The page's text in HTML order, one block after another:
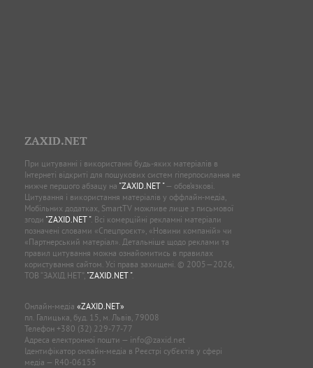
ZAXID.NET
При цитуванні і використанні будь-яких матеріалів в
Інтернеті відкриті для пошукових систем гіперпосилання не
нижче першого абзацу на "ZAXID.NET "— обов’язкові.
Цитування і використання матеріалів у оффлайн-медіа,
Мобільних додатках, SmartTV можливе лише з письмової
згоди "ZAXID.NET ". Всі комерційні рекламні матеріали
позначені словами «Спецпроєкт», «Новини компаній» чи
«Партнерський матеріал». Детальніше щодо реклами та
правил цитування можна ознайомитись в правилах
користування сайтом. Усі права захищені. © 2005—2026,
ТОВ “ЗАХІД.НЕТ”, "ZAXID.NET ".
Онлайн-медіа «ZAXID.NET»
пл. Галицька, буд. 15, м. Львів, 79008
Телефон +380 (32) 229-77-77
Адреса електронної пошти — info@zaxid.net
Ідентифікатор онлайн-медіа в Реєстрі суб'єктів у сфері
медіа — R40-06155